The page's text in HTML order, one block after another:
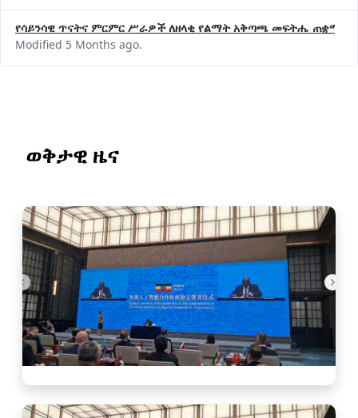
የሳይንሳዊ ጥናትና ምርምር ሥራዎች ለዘላቂ የልማት አቅጣጫ መፍትሔ ጠቋሚ
Modified 5 Months ago.
ወቅታዊ ዜና